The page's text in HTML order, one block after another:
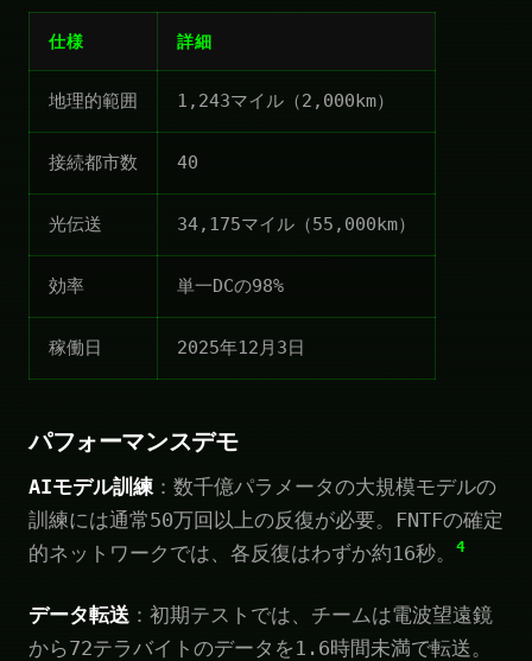
仕様 詳細
地理的範囲 1,243マイル（2,000km）
接続都市数 40
光伝送 34,175マイル（55,000km）
効率 単一DCの98%
稼働日 2025年12月3日
パフォーマンスデモ
AIモデル訓練 ：数千億パラメータの大規模モデルの
訓練には通常50万回以上の反復が必要。FNTFの確定
的ネットワークでは、各反復はわずか約16秒。
4
データ転送 ：初期テストでは、チームは電波望遠鏡
から72テラバイトのデータを1.6時間未満で転送。